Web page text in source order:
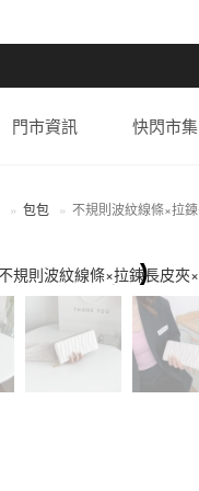
門市資訊 快閃市集
包包 不規則波紋線條×拉